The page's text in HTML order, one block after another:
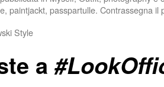
, paintjackt, passpartulle. Contrassegna il
Style
a